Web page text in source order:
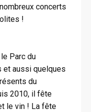
concerts
!
Parc du
et aussi quelques
du
2010, il fête
le vin ! La fête